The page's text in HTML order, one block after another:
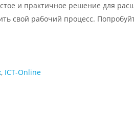
и практичное решение для
свой рабочий процесс.
, ICT-Online